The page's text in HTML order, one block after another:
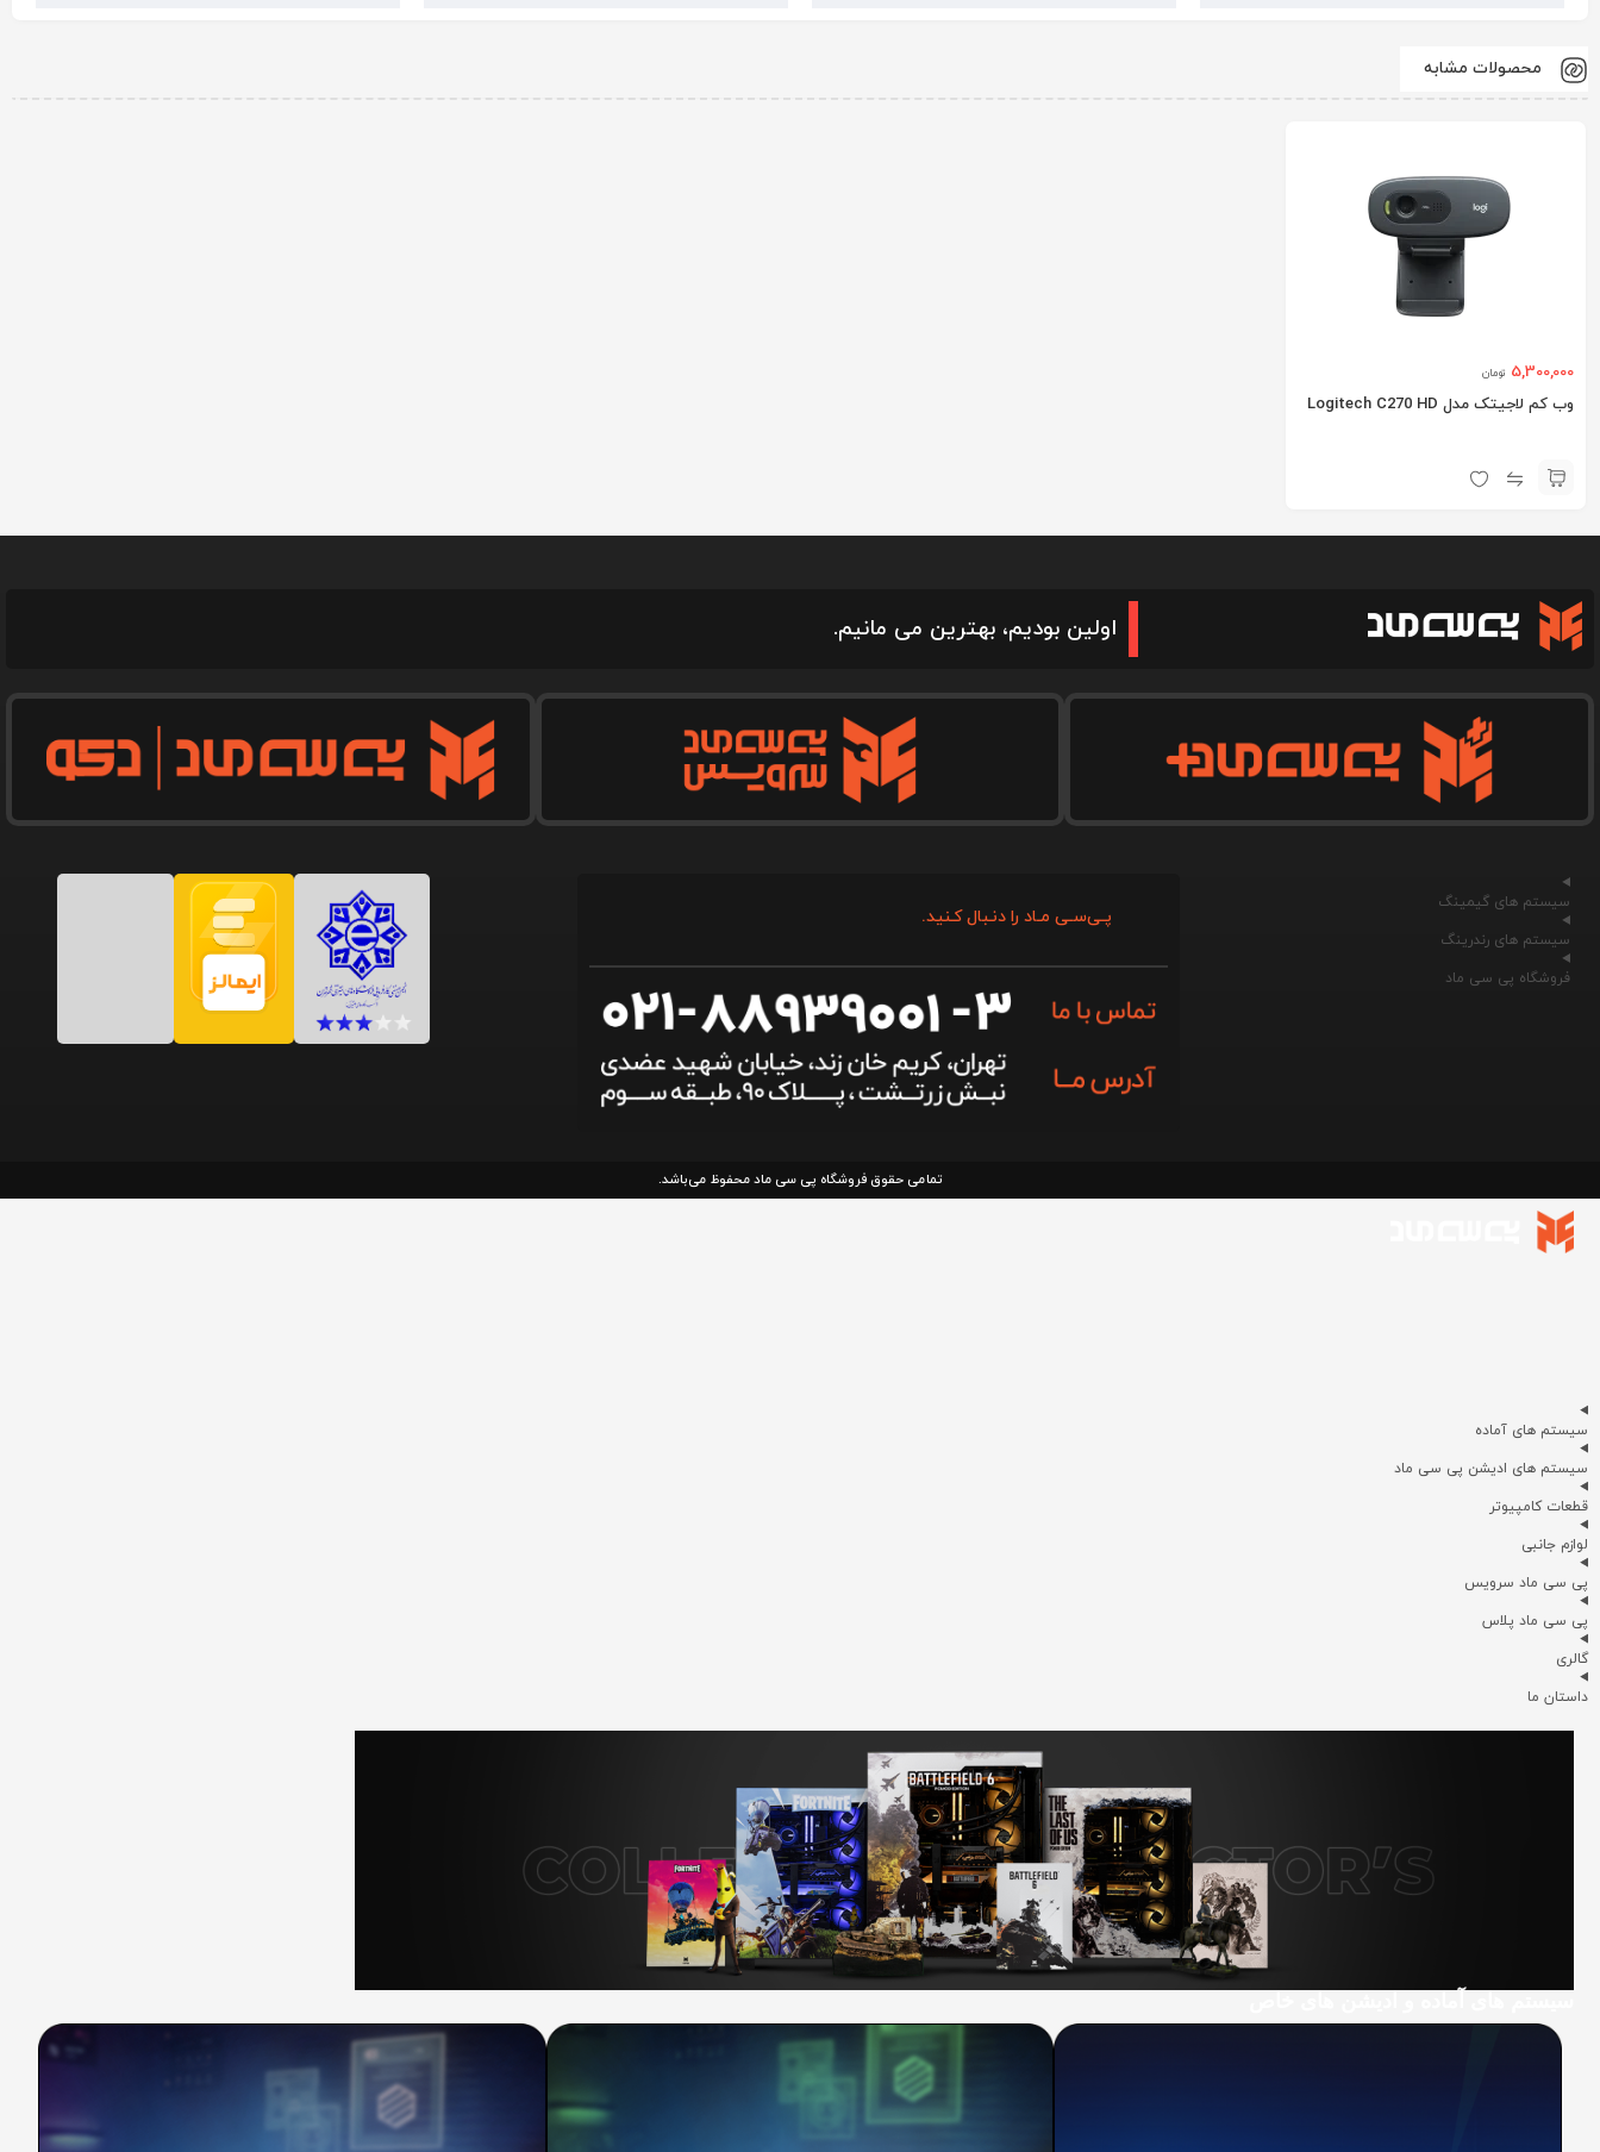
محصولات مشابه
5,300,000 تومان
وب کم لاجیتک مدل Logitech C270 HD
اولین بودیم، بهترین می مانیم.
سیستم های گیمینگ
سیستم های رندرینگ
فروشگاه پی سی ماد
پـی‌سـی مـاد را دنـبال کـنید.
تمامی حقوق فروشگاه پی سی ماد محفوظ می‌باشد.
سیستم های آماده
سیستم های ادیشن پی سی ماد
قطعات کامپیوتر
لوازم جانبی
پی سی ماد سرویس
پی سی ماد پلاس
گالری
داستان ما